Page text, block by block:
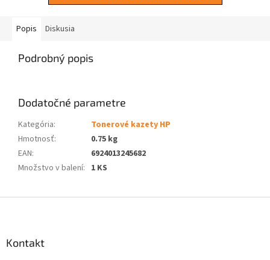
Popis Diskusia
Podrobný popis
Dodatočné parametre
Kategória:
Tonerové kazety HP
Hmotnosť:
0.75 kg
EAN:
6924013245682
Množstvo v balení: 1 KS
Kontakt